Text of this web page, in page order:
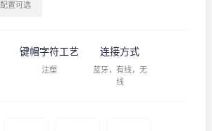
配置可选
键帽字符工艺
注塑
连接方式
蓝牙，有线，无
线